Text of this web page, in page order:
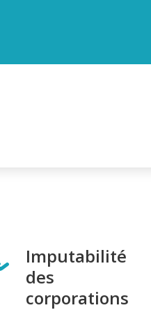
Imputabilité
des
corporations